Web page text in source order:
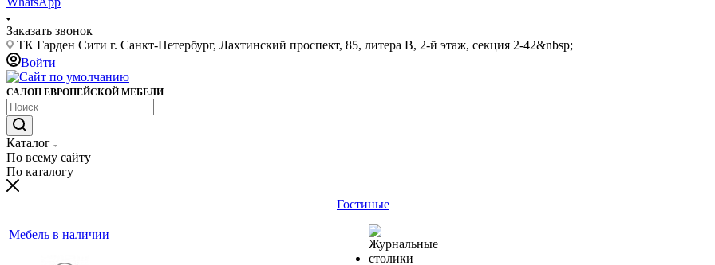
Заказать звонок
ТК Гарден Сити г. Санкт-Петербург, Лахтинский проспект, 85, литера В, 2-й этаж, секция 2-42&nbsp;
Войти
САЛОН ЕВРОПЕЙСКОЙ МЕБЕЛИ
Каталог
По всему сайту
По каталогу
Мебель в наличии
Гостиные